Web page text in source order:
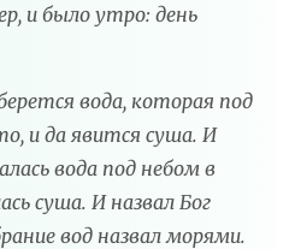
и было утро: день
вода, которая под
и да явится суша. И
вода под небом в
суша. И назвал Бог
вод назвал морями.